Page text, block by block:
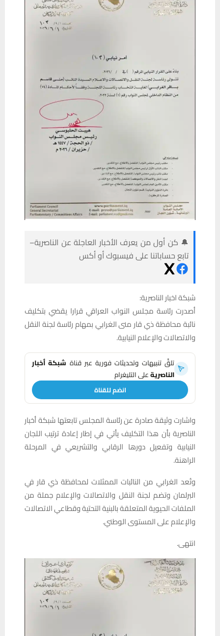
🔔 كن أول من يعرف الأخبار العاجلة عن الناصرية–
تابع حساباتنا على فيسبوك أو أكس
شبكة اخبار الناصرية:
أصدرت رئاسة مجلس النواب العراقي قرارا يقضي بتكليف
نائبة محافظة ذي قار منى الغرابي بمهام رئاسة لجنة النقل
والاتصالات والإعلام النيابية.
تلقَّ تنبيهات وتحديثات فورية عبر قناة شبكة أخبار
الناصريةعلى التليغرام
انضم للقناة
واشارت وثيقة صادرة عن رئاسة المجلس تابعتها شبكة أخبار
الناصرية بأن هذا التكليف يأتي في إطار إعادة ترتيب اللجان
النيابية وتفعيل دورها الرقابي والتشريعي في المرحلة
الراهنة.
وتُعد الغرابي من النائبات الممثلات لمحافظة ذي قار في
البرلمان وتضم لجنة النقل والاتصالات والإعلام جملة من
الملفات الحيوية المتعلقة بالبنية التحتية وقطاعي الاتصالات
والإعلام على المستوى الوطني.
انتهى.